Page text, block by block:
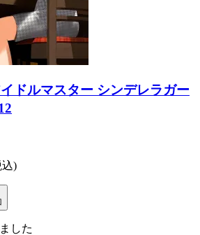
イドルマスター シンデレラガー
込)
した